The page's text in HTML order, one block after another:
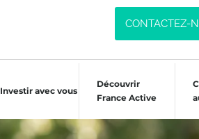
CONTACTEZ-
Investir avec vous
Découvrir
France Active